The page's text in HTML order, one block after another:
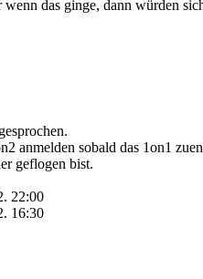
das ginge, dann würden
anmelden sobald das 1on1
geflogen bist.
22:00
16:30